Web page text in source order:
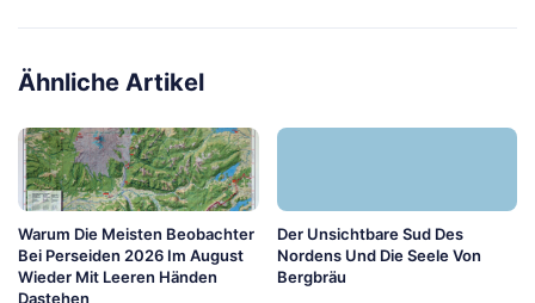
Ähnliche Artikel
Warum Die Meisten Beobachter
Bei Perseiden 2026 Im August
Wieder Mit Leeren Händen
Dastehen
Der Unsichtbare Sud Des
Nordens Und Die Seele Von
Bergbräu